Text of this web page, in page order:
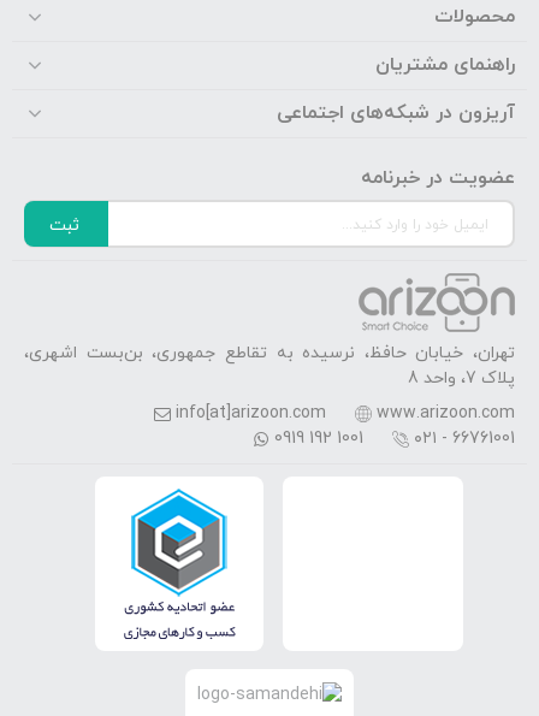
محصولات
راهنمای مشتریان
آریزون در شبکه‌های اجتماعی
عضویت در خبرنامه
ثبت
تهران، خیابان حافظ، نرسیده به تقاطع جمهوری، بن‌بست اشهری،
پلاک 7، واحد 8
www.arizoon.com
info[at]arizoon.com
۰۲۱ - 66761001
0919 192 1001